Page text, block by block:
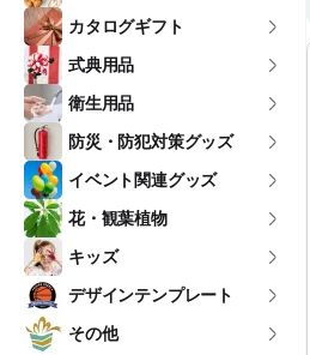
カタログギフト
式典用品
衛生用品
防災・防犯対策グッズ
イベント関連グッズ
花・観葉植物
キッズ
デザインテンプレート
その他